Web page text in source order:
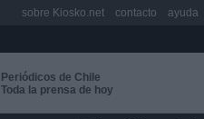
Periódicos de Chile
Toda la prensa de hoy
sobre Kiosko.net contacto ayuda